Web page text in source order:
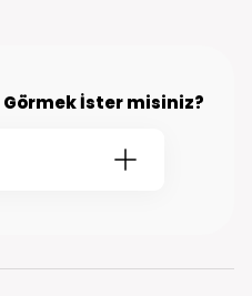
İster misiniz?